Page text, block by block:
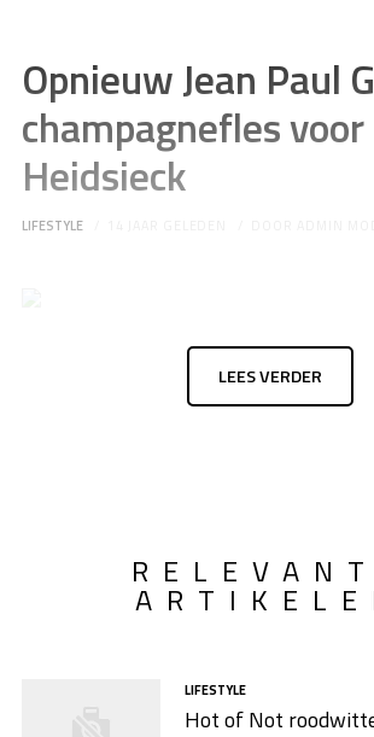
Opnieuw Jean Paul
champagnefles
Heidsieck
LIFESTYLE
LEES VERDER
LIFESTYLE
Hot of Not